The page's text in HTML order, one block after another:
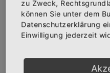
BESCHREIBUNG INFOS
Qualitäts-T-Shirt mit
Bekomme die
Produkte und zudem
deine nächste
zu Zweck,
können Sie unter dem
Datenschutzerklärung
Einwilligung jederzeit